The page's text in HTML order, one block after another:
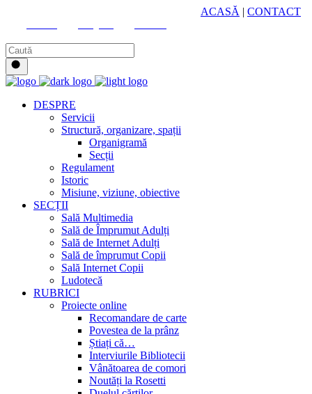
ACASĂ | CONTACT
DESPRE
Servicii
Structură, organizare, spații
Organigramă
Secții
Regulament
Istoric
Misiune, viziune, obiective
SECȚII
Sală Multimedia
Sală de Împrumut Adulți
Sală de Internet Adulți
Sală de împrumut Copii
Sală Internet Copii
Ludotecă
RUBRICI
Proiecte online
Recomandare de carte
Povestea de la prânz
Știați că…
Interviurile Bibliotecii
Vânătoarea de comori
Noutăți la Rosetti